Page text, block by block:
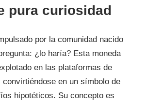
pura curiosidad
por la comunidad nacido
¿lo haría? Esta moneda
en las plataformas de
en un símbolo de
hipotéticos. Su concepto es